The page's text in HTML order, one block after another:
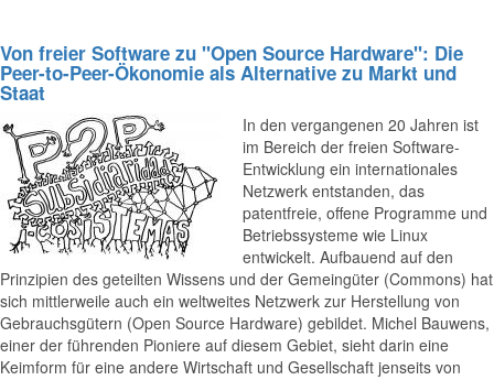
Von freier Software zu "Open Source Hardware": Die
Peer-to-Peer-Ökonomie als Alternative zu Markt und
Staat
In den vergangenen 20 Jahren ist
im Bereich der freien Software-
Entwicklung ein internationales
Netzwerk entstanden, das
patentfreie, offene Programme und
Betriebssysteme wie Linux
entwickelt. Aufbauend auf den
Prinzipien des geteilten Wissens und der Gemeingüter (Commons) hat
sich mittlerweile auch ein weltweites Netzwerk zur Herstellung von
Gebrauchsgütern (Open Source Hardware) gebildet. Michel Bauwens,
einer der führenden Pioniere auf diesem Gebiet, sieht darin eine
Keimform für eine andere Wirtschaft und Gesellschaft jenseits von